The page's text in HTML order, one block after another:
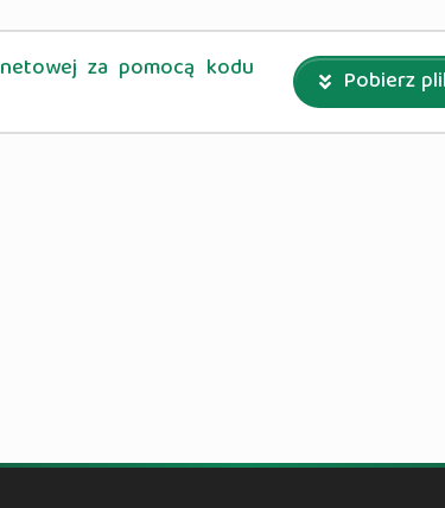
za pomocą kodu Pobierz